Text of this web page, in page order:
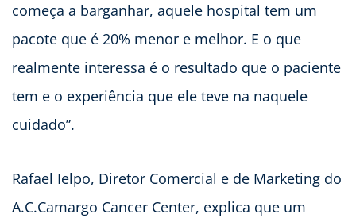
começa a barganhar, aquele hospital tem um
pacote que é 20% menor e melhor. E o que
realmente interessa é o resultado que o paciente
tem e o experiência que ele teve na naquele
cuidado”.
Rafael Ielpo, Diretor Comercial e de Marketing do
A.C.Camargo Cancer Center, explica que um